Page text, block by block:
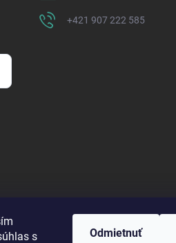
s
Odmietnuť
+421 907 222 585